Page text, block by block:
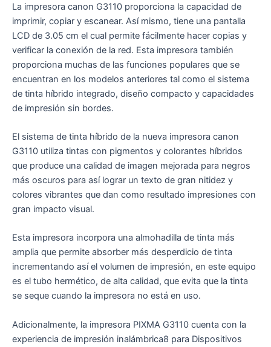
La impresora canon G3110 proporciona la capacidad de
imprimir, copiar y escanear. Así mismo, tiene una pantalla
LCD de 3.05 cm el cual permite fácilmente hacer copias y
verificar la conexión de la red. Esta impresora también
proporciona muchas de las funciones populares que se
encuentran en los modelos anteriores tal como el sistema
de tinta híbrido integrado, diseño compacto y capacidades
de impresión sin bordes.
El sistema de tinta híbrido de la nueva impresora canon
G3110 utiliza tintas con pigmentos y colorantes híbridos
que produce una calidad de imagen mejorada para negros
más oscuros para así lograr un texto de gran nitidez y
colores vibrantes que dan como resultado impresiones con
gran impacto visual.
Esta impresora incorpora una almohadilla de tinta más
amplia que permite absorber más desperdicio de tinta
incrementando así el volumen de impresión, en este equipo
es el tubo hermético, de alta calidad, que evita que la tinta
se seque cuando la impresora no está en uso.
Adicionalmente, la impresora PIXMA G3110 cuenta con la
experiencia de impresión inalámbrica8 para Dispositivos